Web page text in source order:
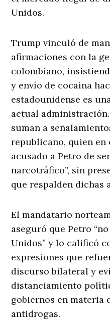
Unidos.
Trump vinculó de
afirmaciones con la
colombiano,
y envío de cocaína
estadounidense es
actual
suman a
republicano, quien en
acusado a Petro de
narcotráfico”, sin
que respalden dichas
El mandatario
aseguró que Petro
Unidos” y lo calificó
expresiones que
discurso bilateral y
distanciamiento
gobiernos en materia
antidrogas.